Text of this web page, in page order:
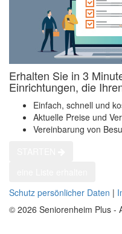
Erhalten Sie in 3
Einrichtungen, die
Einfach, schnell und
Aktuelle Preise und
Vereinbarung von
Schutz persönlicher Daten |
© 2026 Seniorenheim Plus -